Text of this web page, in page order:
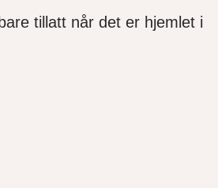
tillatt når det er hjemlet i